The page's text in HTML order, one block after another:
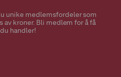
unike medlemsfordeler som
av kroner. Bli medlem for å få
handler!